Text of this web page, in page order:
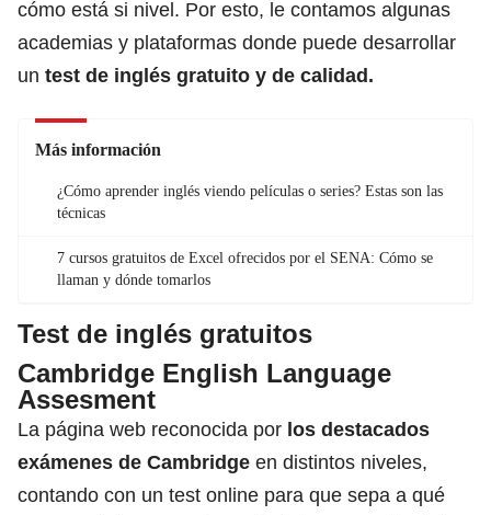
cómo está si nivel. Por esto, le contamos algunas
academias y plataformas donde puede desarrollar
un test de inglés gratuito y de calidad.
Más información
¿Cómo aprender inglés viendo películas o series? Estas son las
técnicas
7 cursos gratuitos de Excel ofrecidos por el SENA: Cómo se
llaman y dónde tomarlos
Test de inglés gratuitos
Cambridge English Language
Assesment
La página web reconocida por los destacados
exámenes de Cambridge en distintos niveles,
contando con un test online para que sepa a qué